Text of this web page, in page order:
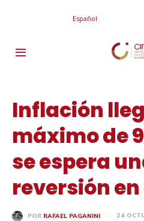
Español
Inflación
máximo de
se espera
reversión
POR RAFAEL PAGANINI
24